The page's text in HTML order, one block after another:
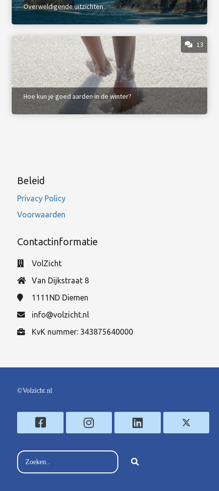
Overweldigende uitzichten
13
Hoe kun je goed aarden in de winter?
Beleid
Privacy Policy
Voorwaarden
Contactinformatie
VolZicht
Van Dijkstraat 8
1111ND Diemen
info@volzicht.nl
KvK nummer: 343875640000
©Volzicht.nl